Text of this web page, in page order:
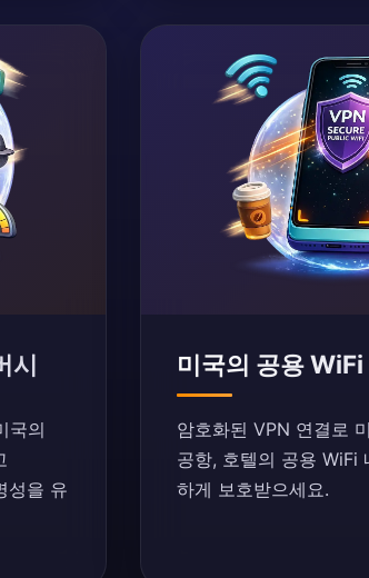
시
국의
성을 유
미국의 공용
암호화된 VPN 연결로
공항, 호텔의 공용 WiFi
하게 보호받으세요.